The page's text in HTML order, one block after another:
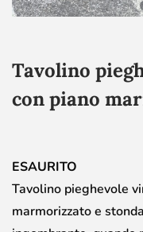
Tavolino
con piano
ESAURITO
Tavolino pieghevole
marmorizzato e